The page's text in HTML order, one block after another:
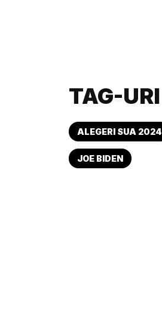
TAG-URI
ALEGERI SUA 2024
JOE BIDEN